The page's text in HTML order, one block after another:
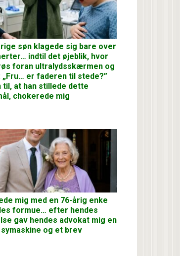
søn klagede sig bare over
indtil det øjeblik, hvor
foran ultralydsskærmen og
„Fru… er faderen til stede?”
til, at han stillede dette
chokerede mig
mig med en 76-årig enke
formue… efter hendes
gav hendes advokat mig en
og et brev